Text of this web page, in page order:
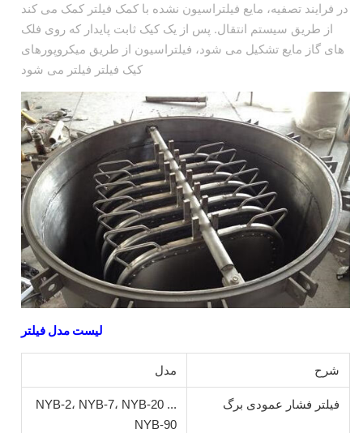
در فرایند تصفیه، مایع فیلتراسیون نشده با کمک فیلتر کمک می کند
از طریق سیستم انتقال. پس از یک کیک ثابت پایدار که روی فلک
های گاز مایع تشکیل می شود، فیلتراسیون از طریق میکروپورهای
کیک فیلتر فیلتر می شود
لیست مدل فیلتر
شرح مدل
فیلتر فشار عمودی برگ
NYB-2، NYB-7، NYB-20 ...
NYB-90